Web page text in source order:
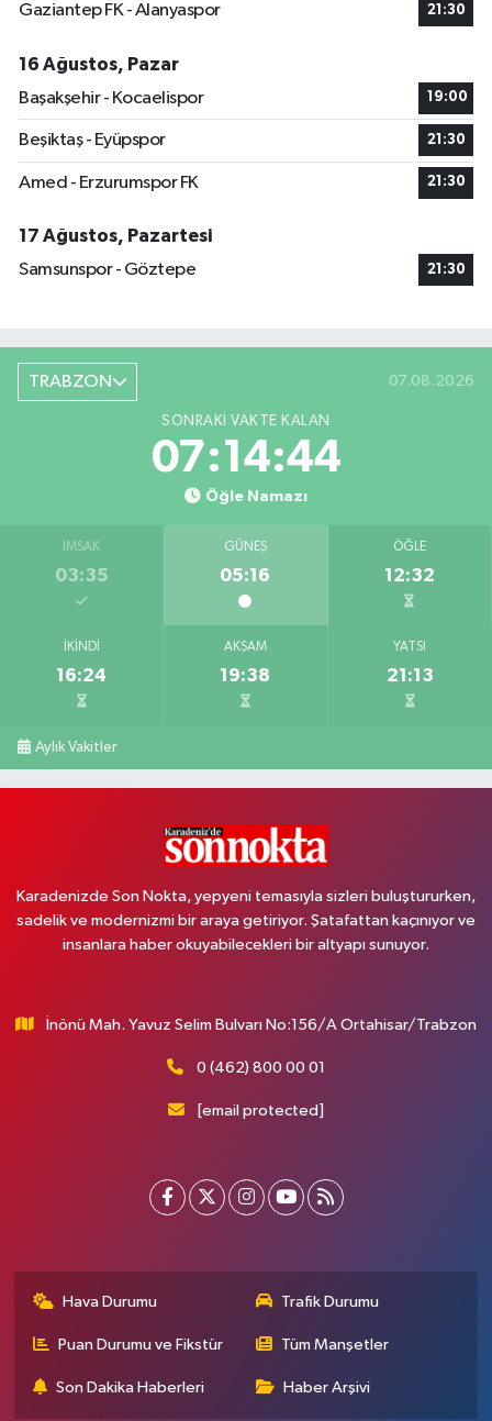
Gaziantep FK - Alanyaspor 21:30
16 Ağustos, Pazar
Başakşehir - Kocaelispor
19:00
Beşiktaş - Eyüpspor 21:30
Amed - Erzurumspor FK 21:30
17 Ağustos, Pazartesi
Samsunspor - Göztepe
21:30
TRABZON 07.08.2026
SONRAKI VAKTE KALAN
07:14:43
Öğle Namazı
İMSAK
03:35
GÜNEŞ
05:16
ÖĞLE
12:32
İKINDI
16:24
AKŞAM
19:38
YATSI
21:13
Aylık Vakitler
Karadenizde Son Nokta, yepyeni temasıyla sizleri buluştururken,
sadelik ve modernizmi bir araya getiriyor. Şatafattan kaçınıyor ve
insanlara haber okuyabilecekleri bir altyapı sunuyor.
İnönü Mah. Yavuz Selim Bulvarı No:156/A Ortahisar/Trabzon
0 (462) 800 00 01
[email protected]
Hava Durumu Trafik Durumu
Puan Durumu ve Fikstür Tüm Manşetler
Son Dakika Haberleri Haber Arşivi